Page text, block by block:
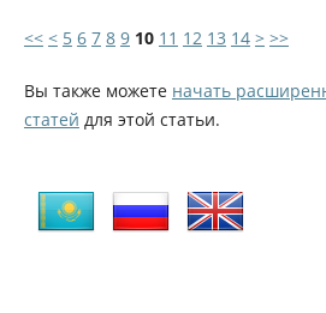
<< < 5 6 7 8 9 10 11 12 13 14 > >>
Вы также можете начать
статей для этой статьи.